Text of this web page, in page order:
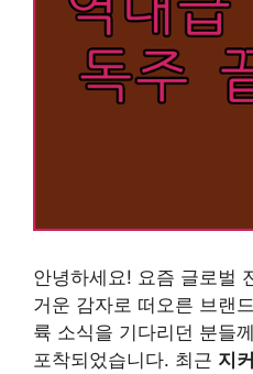
안녕하세요! 요즘 글로벌
거운 감자로 떠오른 브랜
륙 소식을 기다리던 분들
포착되었습니다. 최근 지